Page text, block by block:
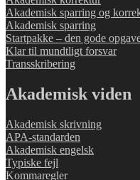
Akademisk sparring og
Akademisk sparring
Startpakke – den gode
Klar til mundtligt forsvar
Transskribering
Akademisk viden
Akademisk skrivning
APA-standarden
Akademisk engelsk
Typiske fejl
Kommaregler